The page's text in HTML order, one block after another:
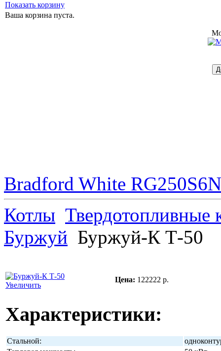
Показать корзину
Ваша корзина пуста.
Bradford White
Котлы Твердотопливные
Буржуй Буржуй-К Т-50
Увеличить
Цена: 122222 р.
Характеристики:
Стальной: